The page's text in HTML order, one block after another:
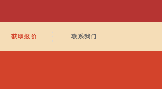
获取报价 联系我们